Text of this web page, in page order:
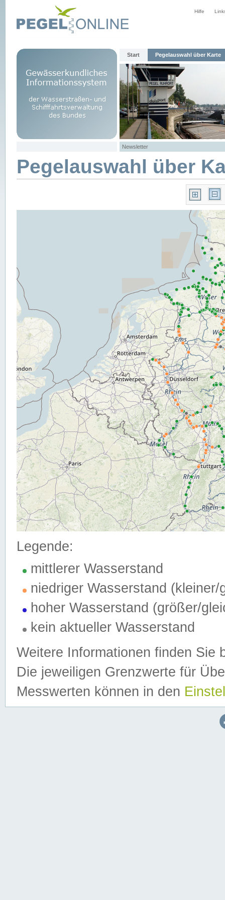
Hilfe
Start Pegelauswahl über Karte
Newsletter
Pegelauswahl über
Legende:
mittlerer Wasserstand
niedriger Wasserstand (kleiner/
hoher Wasserstand (größer/
kein aktueller Wasserstand
Weitere Informationen finden Sie
Die jeweiligen Grenzwerte für
Messwerten können in den